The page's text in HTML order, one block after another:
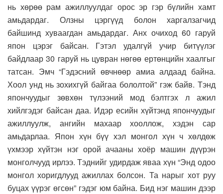
нь хөрөө рам ажиллуулдаг орос эр гэр бүлийн хамт
амьдардаг. Олзны цэргүүд болон харгалзагчид
байшинд хуваагдан амьдардаг. Анх очиход 60 гаруй
япон цэрэг байсан. Гэтэл удалгүй учир битүүлэг
байдлаар 30 гаруй нь цувран нөгөө ертөнцийн хаалгыг
татсан. Эмч “Гэдэсний өвчнөөр амиа алдаад байна.
Хоол унд нь зохихгүй байгаа бололтой” гэж байв. Тэнд
япончуудыг зөвхөн түлээний мод бэлтгэх л ажил
хийлгэдэг байсан даа. Идэр есийн хүйтэнд япончуудыг
ажиллуулж, ангийн махаар хооллож, хэдэн сар
амьдарлаа. Япон хүн бүү хэл монгол хүн ч хөлдөж
үхмээр хүйтэн нэг орой ачааны хоёр машин дүүрэн
монголчууд ирлээ. Тэднийг удирдаж яваа хүн “Энд одоо
монгол хоригдлууд ажиллах болсон. Та нарыг хот руу
буцах үүрэг өгсөн” гэдэг юм байна. Бид нэг машин дээр